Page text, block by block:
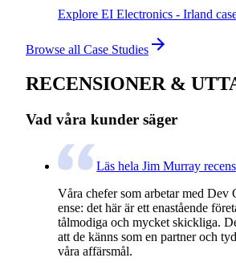
Explore EI Electronics - Irland
Browse all Case Studies
RECENSIONER &
Vad våra kunder säger
Läs hela Jim Murray
Våra chefer som arbetar med Dev
ense: det här är ett enastående
tålmodiga och mycket skickliga.
att de känns som en partner och
våra affärsmål.